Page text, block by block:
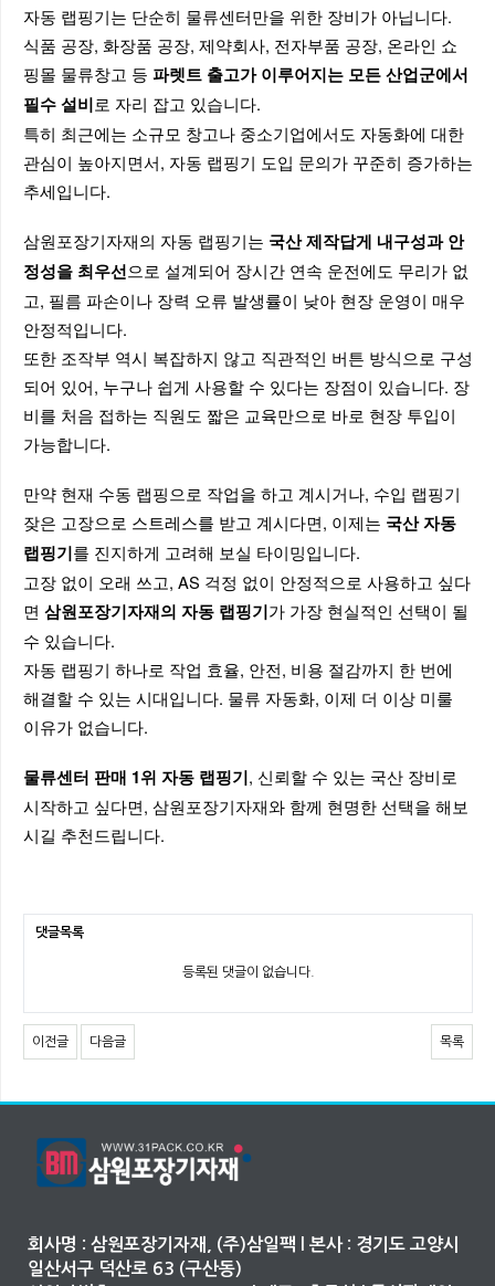
자동 랩핑기는 단순히 물류센터만을 위한 장비가 아닙니다.
식품 공장, 화장품 공장, 제약회사, 전자부품 공장, 온라인 쇼
핑몰 물류창고 등 파렛트 출고가 이루어지는 모든 산업군에서
필수 설비로 자리 잡고 있습니다.
특히 최근에는 소규모 창고나 중소기업에서도 자동화에 대한
관심이 높아지면서, 자동 랩핑기 도입 문의가 꾸준히 증가하는
추세입니다.
삼원포장기자재의 자동 랩핑기는 국산 제작답게 내구성과 안
정성을 최우선으로 설계되어 장시간 연속 운전에도 무리가 없
고, 필름 파손이나 장력 오류 발생률이 낮아 현장 운영이 매우
안정적입니다.
또한 조작부 역시 복잡하지 않고 직관적인 버튼 방식으로 구성
되어 있어, 누구나 쉽게 사용할 수 있다는 장점이 있습니다. 장
비를 처음 접하는 직원도 짧은 교육만으로 바로 현장 투입이
가능합니다.
만약 현재 수동 랩핑으로 작업을 하고 계시거나, 수입 랩핑기
잦은 고장으로 스트레스를 받고 계시다면, 이제는 국산 자동
랩핑기를 진지하게 고려해 보실 타이밍입니다.
고장 없이 오래 쓰고, AS 걱정 없이 안정적으로 사용하고 싶다
면 삼원포장기자재의 자동 랩핑기가 가장 현실적인 선택이 될
수 있습니다.
자동 랩핑기 하나로 작업 효율, 안전, 비용 절감까지 한 번에
해결할 수 있는 시대입니다. 물류 자동화, 이제 더 이상 미룰
이유가 없습니다.
물류센터 판매 1위 자동 랩핑기, 신뢰할 수 있는 국산 장비로
시작하고 싶다면, 삼원포장기자재와 함께 현명한 선택을 해보
시길 추천드립니다.
댓글목록
등록된 댓글이 없습니다.
이전글 다음글 목록
회사명 : 삼원포장기자재, (주)삼일팩 l 본사 : 경기도 고양시
일산서구 덕산로 63 (구산동)